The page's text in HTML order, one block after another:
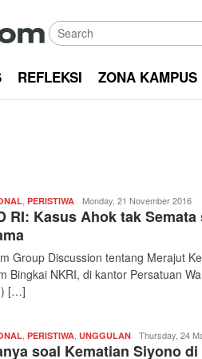
REFLEKSI ZONA KAMPUS
PERISTIWA Redaksi
|
kabarkota
Monday, 21 November 2016
RI: Kasus Ahok tak
Group Discussion tentang Merajut
Bingkai NKRI, di kantor Persatuan
[…]
PERISTIWA UNGGULAN Redaksi
Thursday, 24
soal Kematian Siyono di